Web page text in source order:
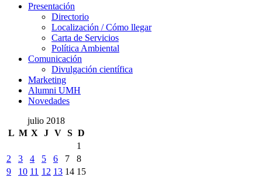
Presentación
Presentación
Directorio
Localización / Cómo llegar
Carta de Servicios
Política Ambiental
Comunicación
Comunicación
Divulgación científica
Marketing
Alumni UMH
Novedades
julio 2018
L M X J V S D
1
2
3 4 5 6 7
8
9
10 11 12 13 14 15